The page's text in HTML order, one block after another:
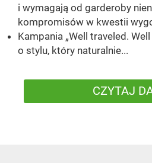
i wymagają od garderoby
kompromisów w kwestii
Kampania „Well traveled.
o stylu, który naturalnie...
CZYTAJ